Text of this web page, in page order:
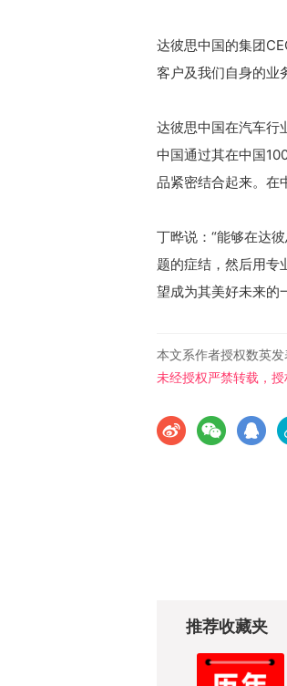
达彼思中国的集团
客户及我们自身的业
达彼思中国在汽车行
中国通过其在中国
品紧密结合起来。在
丁晔说：“能够在达
题的症结，然后用专
望成为其美好未来的
本文系作者授权数英发
未经授权严禁转载，授
推荐收藏夹